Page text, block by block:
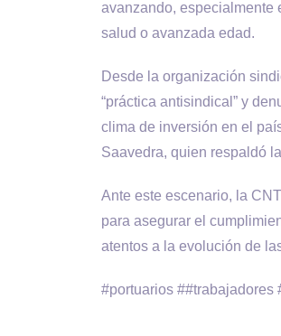
avanzando, especialmente
salud o avanzada edad.
Desde la organización
“práctica antisindical” y
clima de inversión en el
Saavedra, quien respaldó
Ante este escenario, la
para asegurar el
atentos a la evolución de
#portuarios ##trabajadores